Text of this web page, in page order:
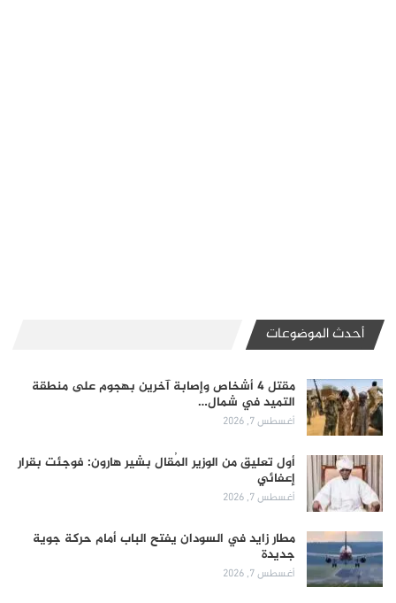
أحدث الموضوعات
مقتل 4 أشخاص وإصابة آخرين بهجوم على منطقة
التميد في شمال…
أغسطس 7, 2026
أول تعليق من الوزير المُقال بشير هارون: فوجئت بقرار
إعفائي
أغسطس 7, 2026
مطار زايد في السودان يفتح الباب أمام حركة جوية
جديدة
أغسطس 7, 2026